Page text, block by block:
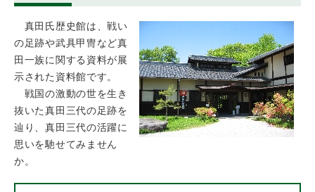
真田氏歴史館は、戦い
の足跡や武具甲冑など真
田一族に関する資料が展
示された資料館です。
戦国の激動の世を生き
抜いた真田三代の足跡を
辿り、真田三代の活躍に
思いを馳せてみません
か。